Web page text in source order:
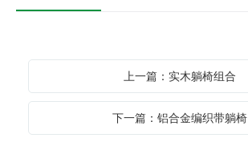
上一篇：实木躺椅组合
下一篇：铝合金编织带躺椅